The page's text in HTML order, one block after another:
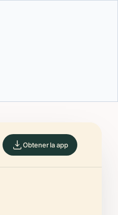
Obtener la app